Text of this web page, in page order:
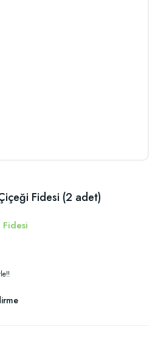
Fidesi (2 adet)